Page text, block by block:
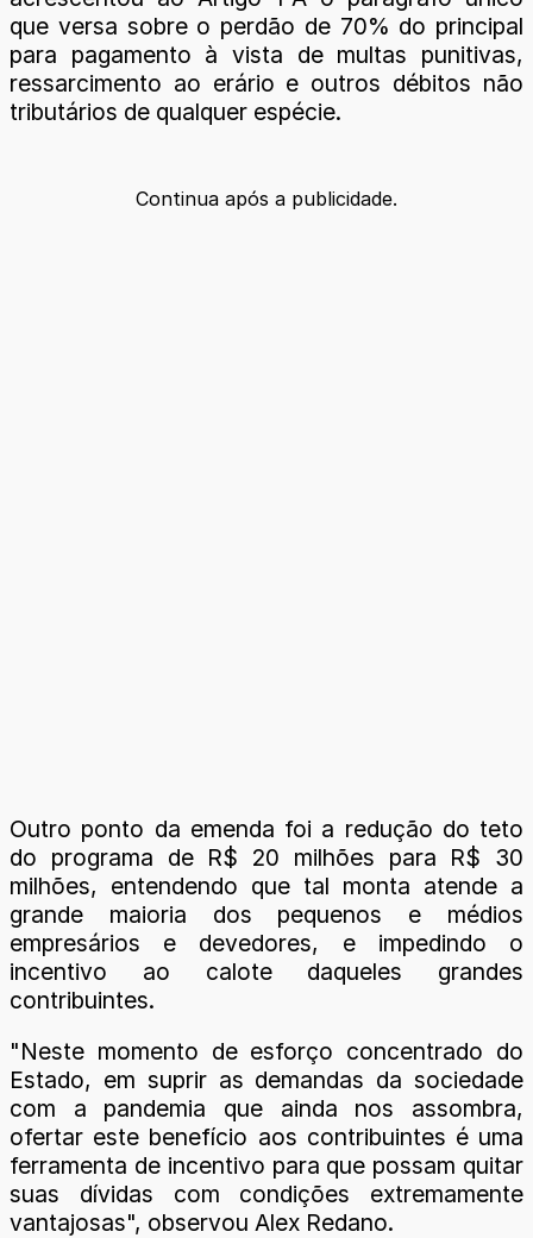
que versa sobre o perdão de 70% do principal
para pagamento à vista de multas punitivas,
ressarcimento ao erário e outros débitos não
tributários de qualquer espécie.
Continua após a publicidade.
Outro ponto da emenda foi a redução do teto
do programa de R$ 20 milhões para R$ 30
milhões, entendendo que tal monta atende a
grande maioria dos pequenos e médios
empresários e devedores, e impedindo o
incentivo ao calote daqueles grandes
contribuintes.
"Neste momento de esforço concentrado do
Estado, em suprir as demandas da sociedade
com a pandemia que ainda nos assombra,
ofertar este benefício aos contribuintes é uma
ferramenta de incentivo para que possam quitar
suas dívidas com condições extremamente
vantajosas", observou Alex Redano.